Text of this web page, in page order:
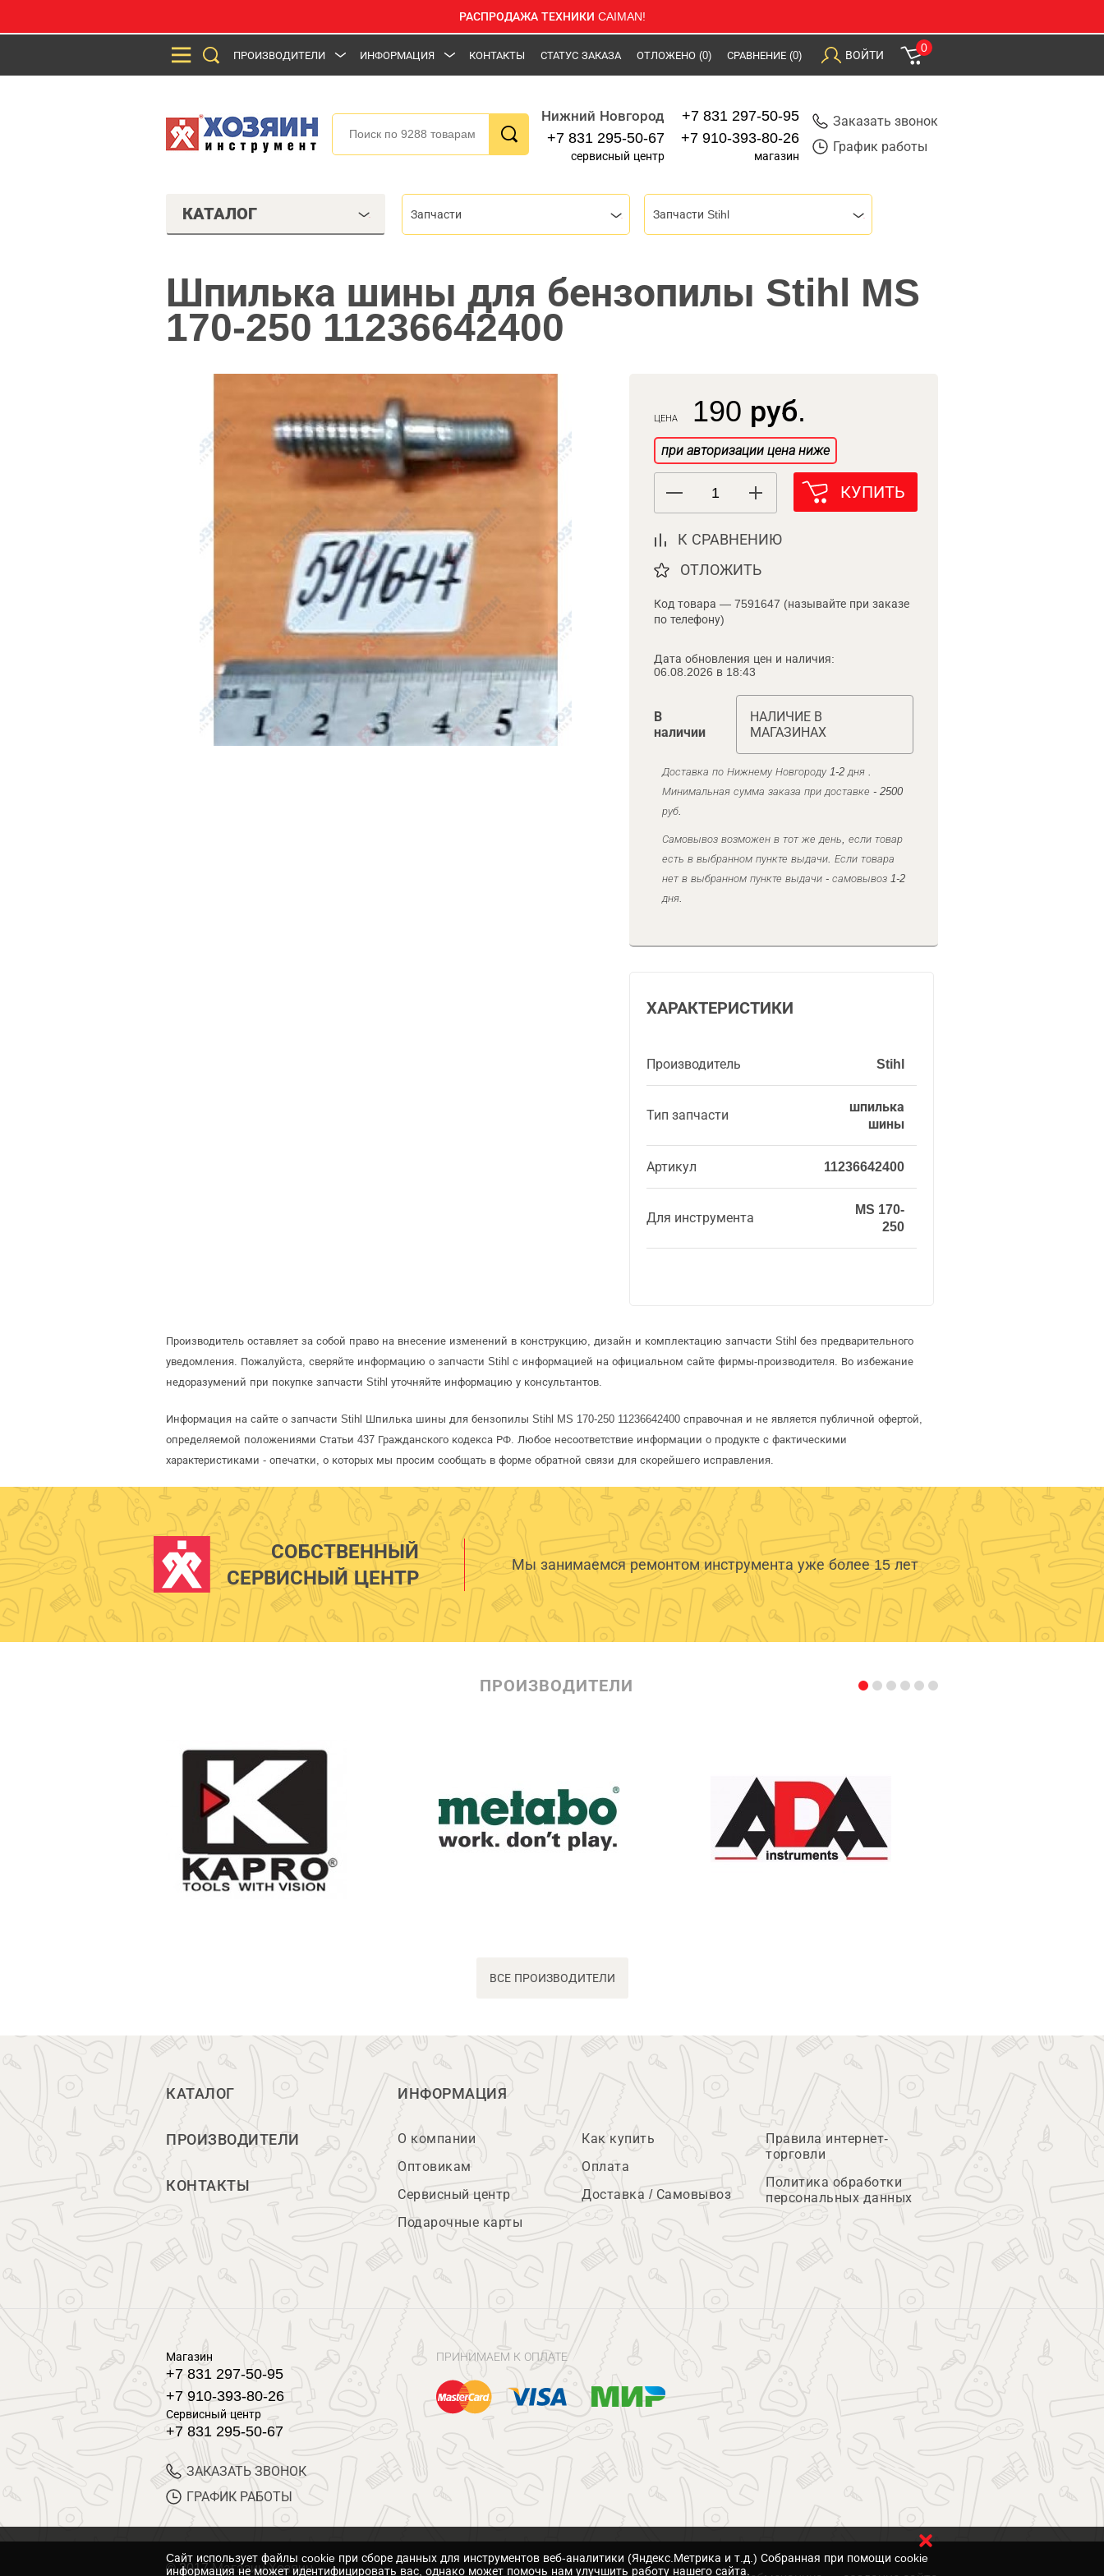
РАСПРОДАЖА ТЕХНИКИ CAIMAN!
ПРОИЗВОДИТЕЛИ ИНФОРМАЦИЯ КОНТАКТЫ СТАТУС ЗАКАЗА ОТЛОЖЕНО (0) СРАВНЕНИЕ (0) ВОЙТИ
0
Нижний Новгород
+7 831 295-50-67
сервисный центр
+7 831 297-50-95
+7 910-393-80-26
магазин
Заказать звонок
График работы
КАТАЛОГ Запчасти Запчасти Stihl
Шпилька шины для бензопилы Stihl MS
170-250 11236642400
ЦЕНА 190 руб.
при авторизации цена ниже
КУПИТЬ
К СРАВНЕНИЮ
ОТЛОЖИТЬ
Код товара — 7591647 (называйте при заказе
по телефону)
Дата обновления цен и наличия:
06.08.2026 в 18:43
В
наличии
НАЛИЧИЕ В
МАГАЗИНАХ
Доставка по Нижнему Новгороду 1-2 дня .
Минимальная сумма заказа при доставке - 2500
руб.
Самовывоз возможен в тот же день, если товар
есть в выбранном пункте выдачи. Если товара
нет в выбранном пункте выдачи - самовывоз 1-2
дня.
ХАРАКТЕРИСТИКИ
Производитель Stihl
Тип запчасти
шпилька
шины
Артикул 11236642400
Для инструмента
MS 170-
250
Производитель оставляет за собой право на внесение изменений в конструкцию, дизайн и комплектацию запчасти Stihl без предварительного
уведомления. Пожалуйста, сверяйте информацию о запчасти Stihl с информацией на официальном сайте фирмы-производителя. Во избежание
недоразумений при покупке запчасти Stihl уточняйте информацию у консультантов.
Информация на сайте о запчасти Stihl Шпилька шины для бензопилы Stihl MS 170-250 11236642400 справочная и не является публичной офертой,
определяемой положениями Статьи 437 Гражданского кодекса РФ. Любое несоответствие информации о продукте с фактическими
характеристиками - опечатки, о которых мы просим сообщать в форме обратной связи для скорейшего исправления.
СОБСТВЕННЫЙ
СЕРВИСНЫЙ ЦЕНТР
Мы занимаемся ремонтом инструмента уже более 15 лет
ПРОИЗВОДИТЕЛИ
ВСЕ ПРОИЗВОДИТЕЛИ
КАТАЛОГ
ПРОИЗВОДИТЕЛИ
КОНТАКТЫ
ИНФОРМАЦИЯ
О компании
Оптовикам
Сервисный центр
Подарочные карты
Как купить
Оплата
Доставка / Самовывоз
Правила интернет-
торговли
Политика обработки
персональных данных
Магазин
+7 831 297-50-95
+7 910-393-80-26
Сервисный центр
+7 831 295-50-67
ЗАКАЗАТЬ ЗВОНОК
ГРАФИК РАБОТЫ
ПРИНИМАЕМ К ОПЛАТЕ
© 2017 Магазин Хозяин
Cайт использует файлы cookie при сборе данных для инструментов веб-аналитики (Яндекс.Метрика и т.д.) Собранная при помощи cookie
информация не может идентифицировать вас, однако может помочь нам улучшить работу нашего сайта.